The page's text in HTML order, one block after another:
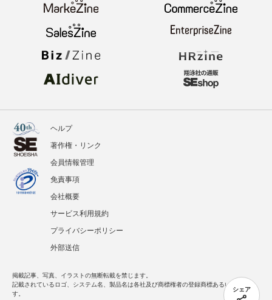
シェア
ヘルプ
著作権・リンク
会員情報管理
免責事項
会社概要
サービス利用規約
プライバシーポリシー
外部送信
掲載記事、写真、イラストの無断転載を禁じます。
記載されているロゴ、システム名、製品名は各社及び商標権者の登録商標あるいは商標で
す。